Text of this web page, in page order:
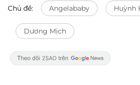
Chủ đề: Angelababy Huỳnh
Dương Mịch